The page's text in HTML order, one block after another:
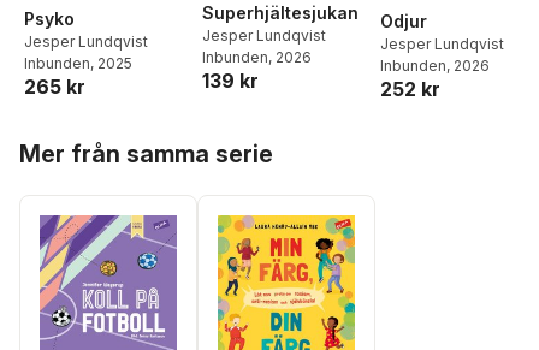
Psyko
Jesper Lundqvist
Inbunden, 2025
265 kr
Superhjältesjukan
Jesper Lundqvist
Inbunden, 2026
139 kr
Odjur
Jesper Lundqvist
Inbunden, 2026
252 kr
Mer från samma serie